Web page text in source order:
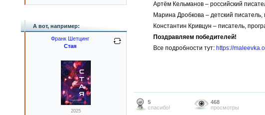
Артём Кельманов – российский
Марина Дробкова – детский
Константин Кривцун – писатель,
Поздравляем победителей!
Все подробности тут: https://
5
спасибо!
468
просмотры
А вот, например:
Франк Шетцинг
Стая
2025